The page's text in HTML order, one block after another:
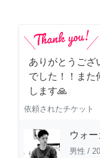
ありがとうご
でした！！また
します🙏
依頼されたチケット
ウォ
男性 /